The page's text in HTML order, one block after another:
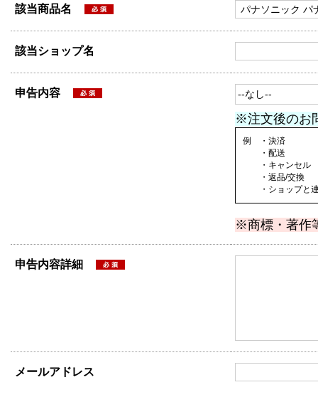
該当商品名
該当ショップ名
申告内容
※注文後のお
例 ・決済
・配送
・キャンセル
・返品/交換
・ショップと連
※商標・著作
申告内容詳細
メールアドレス